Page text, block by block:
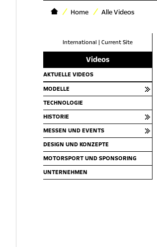
Home Alle Videos
International | Current Site
Videos
AKTUELLE VIDEOS
MODELLE
TECHNOLOGIE
HISTORIE
MESSEN UND EVENTS
DESIGN UND KONZEPTE
MOTORSPORT UND SPONSORING
UNTERNEHMEN